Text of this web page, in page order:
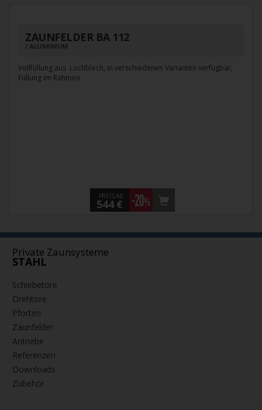
ZAUNFELDER BA 112
ALUMINIUM
Vollfüllung aus Lochblech, in verschiedenen Varianten verfügbar,
Füllung im Rahmen
PREIS AB
544 €
Private Zaunsysteme
STAHL
Schiebetore
Drehtore
Pforten
Zaunfelder
Antriebe
Referenzen
Downloads
Zubehör